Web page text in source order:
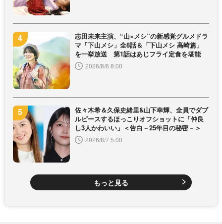
志田未来主演、“山×メシ”の新感覚グルメドラ
マ「下山メシ」全8話＆「下山メシ 高崎篇」
を一挙放送 第1話はあじフライ定食を堪能
2026/8/6 8:00
佐々木希＆久保史緒里&山下幸輝、全員でダブ
ルピースするほっこりオフショットに「仲良
し3人かわいい」＜告白－25年目の秘密－＞
2026/8/7 5:00
もっと見る